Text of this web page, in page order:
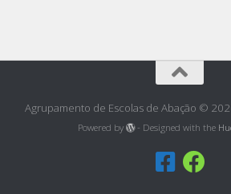
Agrupamento de Escolas de Abação ©
Powered by - Designed with the